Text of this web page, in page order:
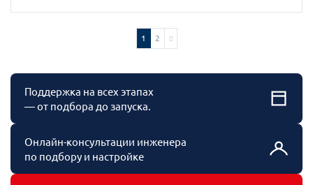
1 2
Поддержка на всех этапах
— от подбора до запуска.
Онлайн-консультации инженера
по подбору и настройке